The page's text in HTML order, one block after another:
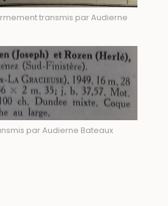
transmis par Audierne
par Audierne Bateaux